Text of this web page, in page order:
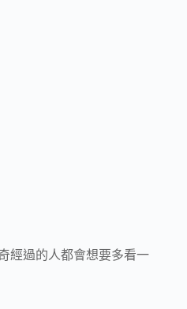
經過的人都會想要多看一